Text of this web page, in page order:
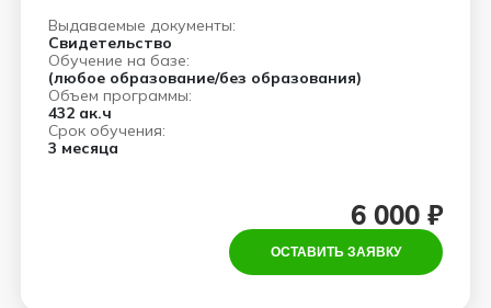
Выдаваемые документы:
Свидетельство
Обучение на базе:
(любое образование/без образования)
Объем программы:
432 ак.ч
Срок обучения:
3 месяца
6 000 ₽
ОСТАВИТЬ ЗАЯВКУ